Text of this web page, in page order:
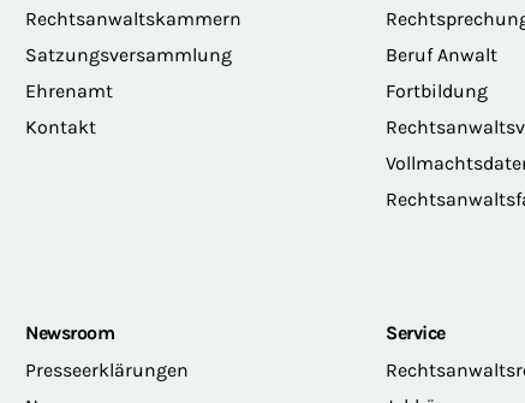
Rechtsanwaltskammern
Satzungsversammlung
Ehrenamt
Kontakt
Beruf Anwalt
Fortbildung
Newsroom
Presseerklärungen
Service